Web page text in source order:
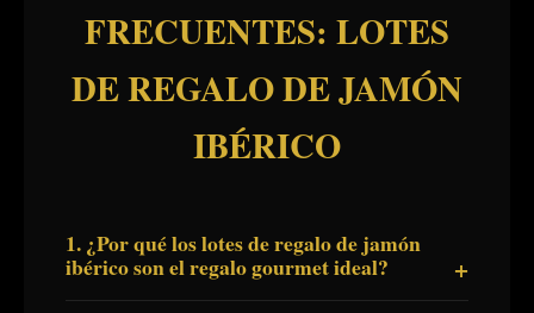
FRECUENTES: LOTES
DE REGALO DE JAMÓN
IBÉRICO
1. ¿Por qué los lotes de regalo de jamón
ibérico son el regalo gourmet ideal?